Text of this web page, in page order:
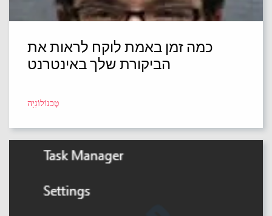
כמה זמן באמת לוקח לראות את
הביקורת שלך באינטרנט
טֶכנוֹלוֹגִיָה